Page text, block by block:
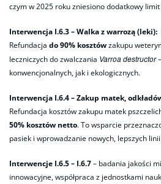
czym w 2025 roku zniesiono dodatkowy
Interwencja I.6.3 – Walka z warrozą (leki):
Refundacja do 90% kosztówzakupu
leczniczych do zwalczania Varroa destructor
konwencjonalnych, jak i ekologicznych.
Interwencja I.6.4 – Zakup matek,
Refundacja kosztów zakupu matek
50% kosztów netto. To wsparcie
pasiek i wprowadzanie nowych, lepszych
Interwencje I.6.5 – I.6.7– badania jakości
innowacyjne, współpraca z jednostkami